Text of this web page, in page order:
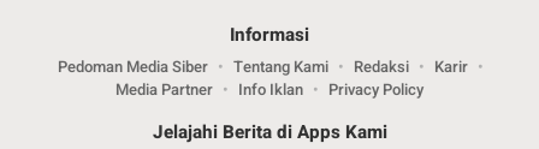
Informasi
Pedoman Media Siber Tentang Kami Redaksi
Karir
Media Partner
Info Iklan Privacy Policy
Jelajahi Berita di Apps Kami